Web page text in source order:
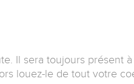
Il sera toujours présent
louez-le de tout votre